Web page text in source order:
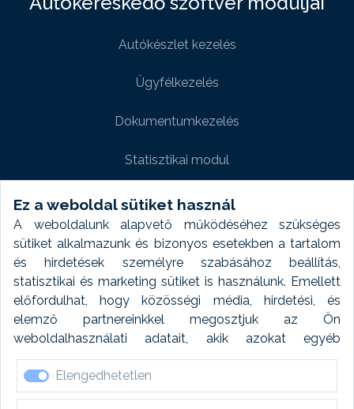
Ez a weboldal sütiket használ
A weboldalunk alapvető működéséhez szükséges
sütiket alkalmazunk és bizonyos esetekben a tartalom
és hirdetések személyre szabásához beállítás,
statisztikai és marketing sütiket is használunk. Emellett
előfordulhat, hogy közösségi média, hirdetési, és
elemző partnereinkkel megosztjuk az Ön
weboldalhasználati adatait, akik azokat egyéb
forrásokból gyűjtött adatokkal kombinálhatják. A sütik
elfogadásával kapcsolatosan naplózást végzünk és
ezen adatokat 6 hónap után automatikusan töröljük. A
Elengedhetetlen
Autókészlet kezelés
Ügyfélkezelés
Dokumentumkezelés
Statisztikai modul
Weboldal modul
Fényképtár extra modul
Autómosó modul
Feladatütemezés